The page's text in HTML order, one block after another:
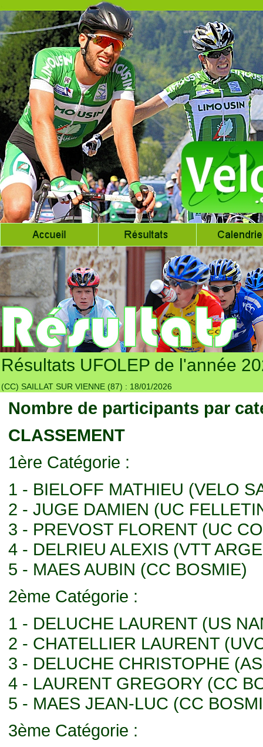
Résultats UFOLEP de l'année
(CC) SAILLAT SUR VIENNE (87) : 18/01/2026
Nombre de participants par
CLASSEMENT
1ère Catégorie :
1 - BIELOFF MATHIEU (VELO
2 - JUGE DAMIEN (UC
3 - PREVOST FLORENT (UC
4 - DELRIEU ALEXIS (VTT
5 - MAES AUBIN (CC BOSMIE)
2ème Catégorie :
1 - DELUCHE LAURENT (US
2 - CHATELLIER LAURENT
3 - DELUCHE CHRISTOPHE
4 - LAURENT GREGORY (CC
5 - MAES JEAN-LUC (CC
3ème Catégorie :